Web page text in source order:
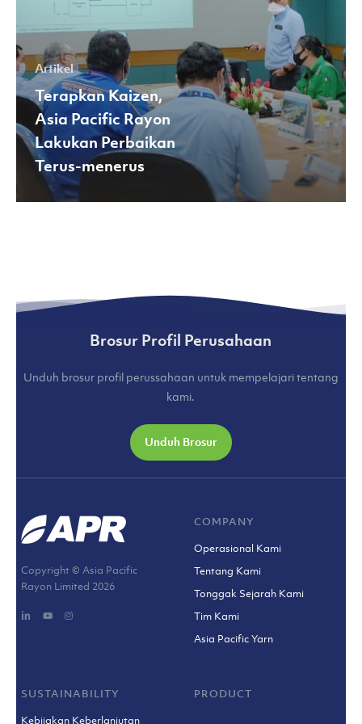
menerus
Artikel
Terapkan Kaizen,
Asia Pacific Rayon
Lakukan Perbaikan
Terus-menerus
Brosur Profil Perusahaan
Unduh brosur profil perussahaan untuk mempelajari tentang
kami.
Unduh Brosur
Copyright © Asia Pacific
Rayon Limited 2026
COMPANY
Operasional Kami
Tentang Kami
Tonggak Sejarah Kami
Tim Kami
Asia Pacific Yarn
SUSTAINABILITY
Kebijakan Keberlanjutan
PRODUCT